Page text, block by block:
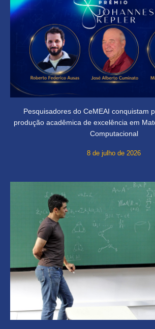
Pesquisadores do CeMEAI conquistam
produção acadêmica de excelência em
Computacional
8 de julho de 2026